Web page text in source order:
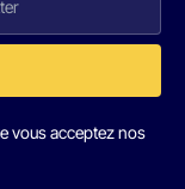
vous acceptez nos